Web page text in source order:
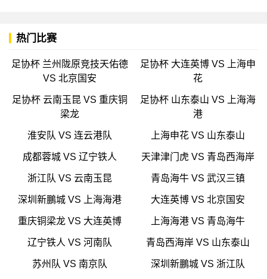
热门比赛
足协杯 兰州陇原竞技天佑德
VS 北京国安
足协杯 大连英博 VS 上海申
花
足协杯 云南玉昆 VS 重庆铜
梁龙
足协杯 山东泰山 VS 上海海
港
淮安队 VS 连云港队 上海申花 VS 山东泰山
成都蓉城 VS 辽宁铁人 天津津门虎 VS 青岛西海岸
浙江队 VS 云南玉昆 青岛海牛 VS 武汉三镇
深圳新鵬城 VS 上海海港 大连英博 VS 北京国安
重庆铜梁龙 VS 大连英博 上海海港 VS 青岛海牛
辽宁铁人 VS 河南队 青岛西海岸 VS 山东泰山
苏州队 VS 南京队 深圳新鵬城 VS 浙江队